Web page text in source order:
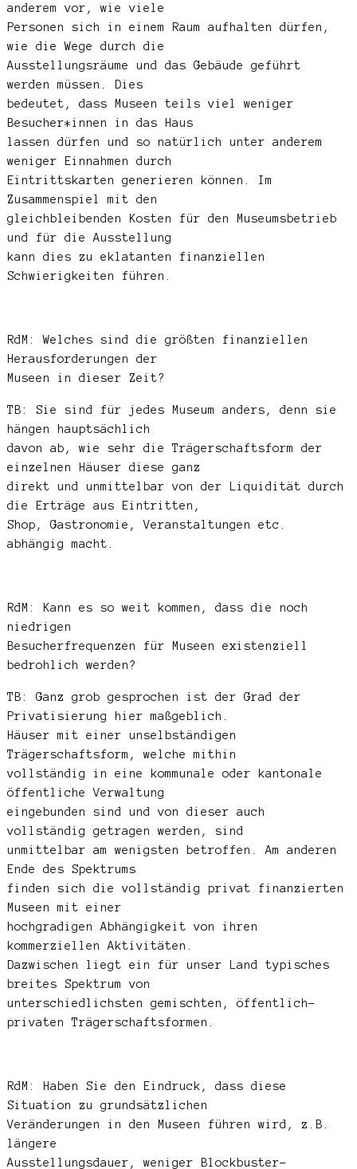
anderem vor, wie viele
Personen sich in einem Raum aufhalten dürfen,
wie die Wege durch die
Ausstellungsräume und das Gebäude geführt
werden müssen. Dies
bedeutet, dass Museen teils viel weniger
Besucher*innen in das Haus
lassen dürfen und so natürlich unter anderem
weniger Einnahmen durch
Eintrittskarten generieren können. Im
Zusammenspiel mit den
gleichbleibenden Kosten für den Museumsbetrieb
und für die Ausstellung
kann dies zu eklatanten finanziellen
Schwierigkeiten führen.
RdM: Welches sind die größten finanziellen
Herausforderungen der
Museen in dieser Zeit?
TB: Sie sind für jedes Museum anders, denn sie
hängen hauptsächlich
davon ab, wie sehr die Trägerschaftsform der
einzelnen Häuser diese ganz
direkt und unmittelbar von der Liquidität durch
die Erträge aus Eintritten,
Shop, Gastronomie, Veranstaltungen etc.
abhängig macht.
RdM: Kann es so weit kommen, dass die noch
niedrigen
Besucherfrequenzen für Museen existenziell
bedrohlich werden?
TB: Ganz grob gesprochen ist der Grad der
Privatisierung hier maßgeblich.
Häuser mit einer unselbständigen
Trägerschaftsform, welche mithin
vollständig in eine kommunale oder kantonale
öffentliche Verwaltung
eingebunden sind und von dieser auch
vollständig getragen werden, sind
unmittelbar am wenigsten betroffen. Am anderen
Ende des Spektrums
finden sich die vollständig privat finanzierten
Museen mit einer
hochgradigen Abhängigkeit von ihren
kommerziellen Aktivitäten.
Dazwischen liegt ein für unser Land typisches
breites Spektrum von
unterschiedlichsten gemischten, öffentlich-
privaten Trägerschaftsformen.
RdM: Haben Sie den Eindruck, dass diese
Situation zu grundsätzlichen
Veränderungen in den Museen führen wird, z.B.
längere
Ausstellungsdauer, weniger Blockbuster-